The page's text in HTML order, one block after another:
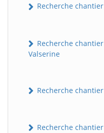
Recherche
Recherche
Valserine
Recherche
Recherche